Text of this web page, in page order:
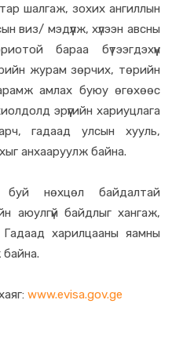
шалгаж, зохих ангиллын
виз/ мэдүүлж, хүлээн авсны
бараа бүтээгдэхүүн
журам зөрчих, төрийн
амлах буюу өгөхөөс
эрүүгийн хариуцлага
гадаад улсын хууль,
анхааруулж байна.
буй нөхцөл байдалтай
аюулгүй байдлыг хангаж,
харилцааны яамны
байна.
www.evisa.gov.ge